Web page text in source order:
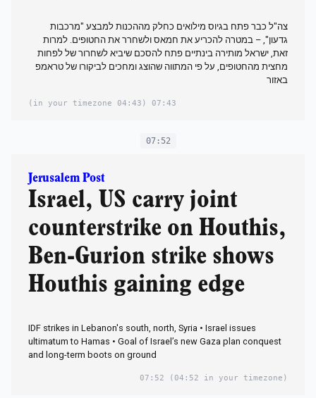
צה"ל כבר פתח בגיוס מילואים כחלק מההכנות למבצע "מרכבות
גדעון", – במטרה להכריע את חמאס ולשחרר את החטופים. למרות
זאת, ישראל מותירה בינתיים פתח להסכם שיביא לשחרור של לפחות
מחצית מהחטופים, על פי המתווה שהוצג ומחכים לביקורו של טראמפ
באזור
07:43
(04:43 in your timezone)
07:52
Jerusalem Post
Israel, US carry joint
counterstrike on Houthis,
Ben-Gurion strike shows
Houthis gaining edge
IDF strikes in Lebanon's south, north, Syria • Israel issues
ultimatum to Hamas • Goal of Israel’s new Gaza plan conquest
and long-term boots on ground
07:52 (04:52 in your timezone)